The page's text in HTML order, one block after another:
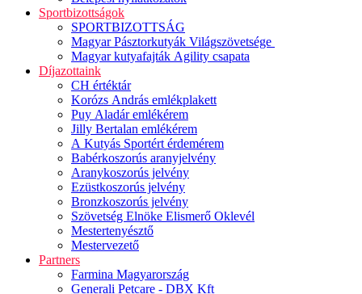
Sportbizottságok
SPORTBIZOTTSÁG
Magyar Pásztorkutyák Világszövetsége
Magyar kutyafajták Agility csapata
Díjazottaink
CH értéktár
Korózs András emlékplakett
Puy Aladár emlékérem
Jilly Bertalan emlékérem
A Kutyás Sportért érdemérem
Babérkoszorús aranyjelvény
Aranykoszorús jelvény
Ezüstkoszorús jelvény
Bronzkoszorús jelvény
Szövetség Elnöke Elismerő Oklevél
Mestertenyésztő
Mestervezető
Partners
Farmina Magyarország
Generali Petcare - DBX Kft